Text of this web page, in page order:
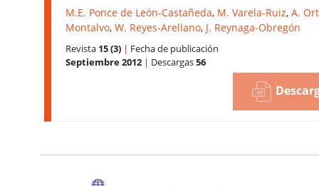
M.E. Ponce de León-Castañeda, M. Varela-Ruiz, A.
Montalvo, W. Reyes-Arellano, J. Reynaga-Obregón
Revista 15 (3) | Fecha de publicación
Septiembre 2012 | Descargas56